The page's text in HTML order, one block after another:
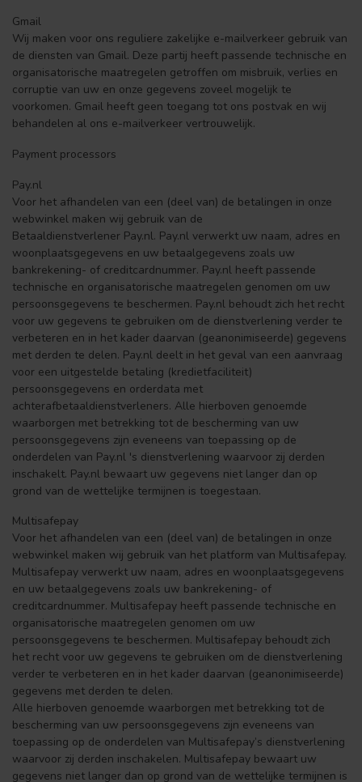
Gmail
Wij maken voor ons reguliere zakelijke e-mailverkeer gebruik van
de diensten van Gmail. Deze partij heeft passende technische en
organisatorische maatregelen getroffen om misbruik, verlies en
corruptie van uw en onze gegevens zoveel mogelijk te
voorkomen. Gmail heeft geen toegang tot ons postvak en wij
behandelen al ons e-mailverkeer vertrouwelijk.
Payment processors
Pay.nl
Voor het afhandelen van een (deel van) de betalingen in onze
webwinkel maken wij gebruik van de
Betaaldienstverlener Pay.nl. Pay.nl verwerkt uw naam, adres en
woonplaatsgegevens en uw betaalgegevens zoals uw
bankrekening- of creditcardnummer. Pay.nl heeft passende
technische en organisatorische maatregelen genomen om uw
persoonsgegevens te beschermen. Pay.nl behoudt zich het recht
voor uw gegevens te gebruiken om de dienstverlening verder te
verbeteren en in het kader daarvan (geanonimiseerde) gegevens
met derden te delen. Pay.nl deelt in het geval van een aanvraag
voor een uitgestelde betaling (kredietfaciliteit)
persoonsgegevens en orderdata met
achterafbetaaldienstverleners. Alle hierboven genoemde
waarborgen met betrekking tot de bescherming van uw
persoonsgegevens zijn eveneens van toepassing op de
onderdelen van Pay.nl 's dienstverlening waarvoor zij derden
inschakelt. Pay.nl bewaart uw gegevens niet langer dan op
grond van de wettelijke termijnen is toegestaan.
Multisafepay
Voor het afhandelen van een (deel van) de betalingen in onze
webwinkel maken wij gebruik van het platform van Multisafepay.
Multisafepay verwerkt uw naam, adres en woonplaatsgegevens
en uw betaalgegevens zoals uw bankrekening- of
creditcardnummer. Multisafepay heeft passende technische en
organisatorische maatregelen genomen om uw
persoonsgegevens te beschermen. Multisafepay behoudt zich
het recht voor uw gegevens te gebruiken om de dienstverlening
verder te verbeteren en in het kader daarvan (geanonimiseerde)
gegevens met derden te delen.
Alle hierboven genoemde waarborgen met betrekking tot de
bescherming van uw persoonsgegevens zijn eveneens van
toepassing op de onderdelen van Multisafepay’s dienstverlening
waarvoor zij derden inschakelen. Multisafepay bewaart uw
gegevens niet langer dan op grond van de wettelijke termijnen is